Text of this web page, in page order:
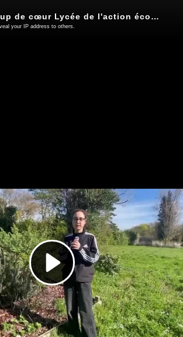
Play
Video
Prix spécial coup de cœur Lycée de l'action éco-déléguée 2026 : Lycée Prévert, Taverny, 95
your IP address to others.